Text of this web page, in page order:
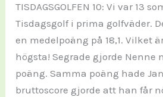
TISDAGSGOLFEN 10: Vi var 13
Tisdagsgolf i prima golfväder.
en medelpoäng på 18,1. Vilket
högsta! Segrade gjorde Nenne
poäng. Samma poäng hade
bruttoscore gjorde att han får